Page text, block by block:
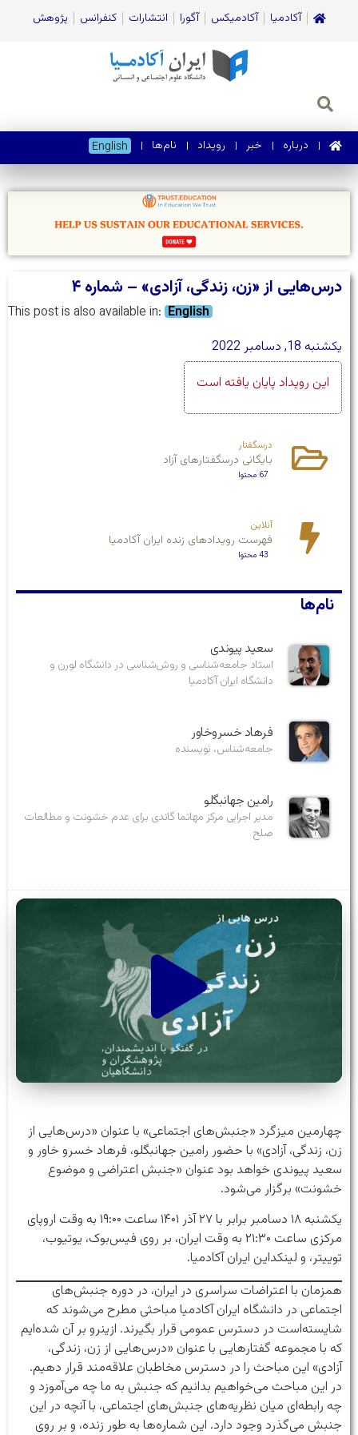
آکادمیا آکادمیکس آگورا انتشارات کنفرانس پژوهش
درباره خبر رویداد نام‌ها English
درس‌هایی از «زن، زندگی، آزادی» – شماره ۴
This post is also available in: English
یکشنبه 18, دسامبر 2022
این رویداد پایان یافته است
درسگفتار
بایگانی درسگفتارهای آزاد
67 محتوا
آنلاین
فهرست رویدادهای زنده ایران آکادمیا
43 محتوا
نام‌ها
سعید پیوندی
استاد جامعه‌شناسی و روش‌شناسی در دانشگاه لورن و
دانشگاه ایران آکادمیا
فرهاد خسروخاور
جامعه‌شناس، نویسنده
رامین جهانبگلو
مدیر اجرایی مرکز مهاتما گاندی برای عدم خشونت و مطالعات
صلح
چهارمین میزگرد «جنبش‌های اجتماعی» با عنوان «درس‌هایی از
زن، زندگی، آزادی» با حضور رامین جهانبگلو، فرهاد خسرو خاور و
سعید پیوندی خواهد بود عنوان «جنبش اعتراضی و موضوع
خشونت» برگزار می‌شود.
یکشنبه ۱۸ دسامبر برابر با ۲۷ آذر ۱۴۰۱ ساعت ۱۹:۰۰ به وقت اروپای
مرکزی ساعت ۲۱:۳۰ به وقت ایران، بر روی فیس‌بوک، یوتیوب،
توییتر، و لینکداین ایران آکادمیا.
همزمان با اعتراضات سراسری در ایران، در دوره جنبش‌های
اجتماعی در دانشگاه ایران آکادمیا مباحثی مطرح می‌شوند که
شایسته‌است در دسترس عمومی قرار بگیرند. ازینرو بر آن شده‌ایم
که با مجموعه گفتارهایی با عنوان «درس‌هایی از زن، زندگی،
آزادی» این مباحث را در دسترس مخاطبان علاقه‌مند قرار دهیم.
در این مباحث می‌خواهیم بدانیم که جنبش به ما چه می‌آموزد و
چه رابطه‌ای میان نظریه‌های جنبش‌های اجتماعی، با آنچه در این
جنبش می‌گذرد وجود دارد. این شماره‌ها به طور زنده، و بر روی